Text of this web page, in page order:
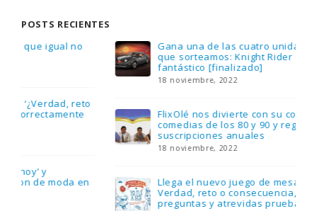
POSTS RECIENTES
Gana una de las cuatro unidades de PLAYMOBIL
que sorteamos: Knight Rider – El coche
fantástico [finalizado]
FlixOlé nos divierte con su colección de
comedias de los 80 y 90 y regalamos tres
suscripciones anuales
Llega el nuevo juego de mesa Yo Fui a EGB:
Verdad, reto o consecuencia, con más
preguntas y atrevidas pruebas